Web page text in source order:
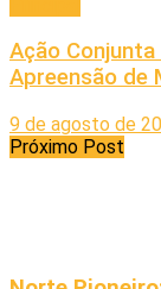
Ação
Apreensão de
9 de agosto de
Próximo Post